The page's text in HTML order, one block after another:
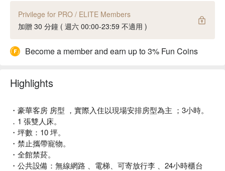
Privilege for PRO / ELITE Members
加贈 30 分鐘 ( 週六 00:00-23:59 不適用 )
Become a member and earn up to 3% Fun Coins
Highlights
・豪華客房 房型 ，實際入住以現場安排房型為主 ；3小時。
．1 張雙人床。
・坪數：10 坪。
・禁止攜帶寵物。
・全館禁菸。
・公共設備：無線網路 、電梯、可寄放行李 、24小時櫃台